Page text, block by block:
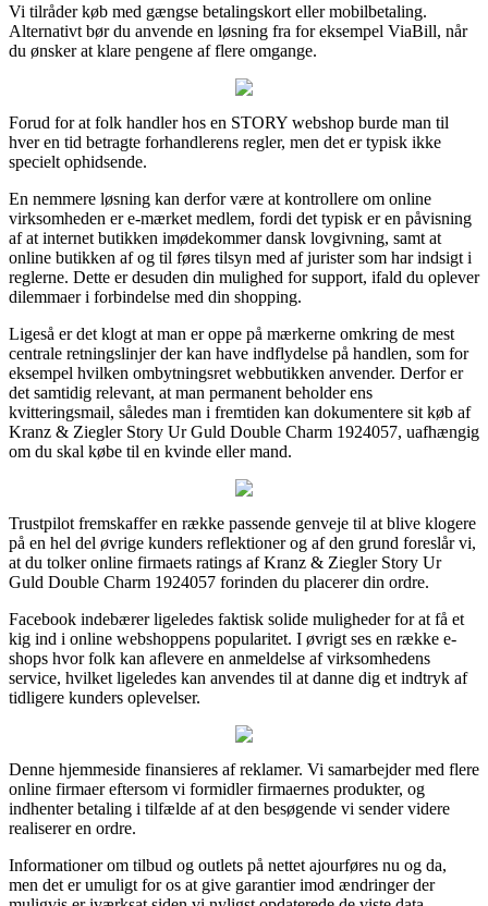
Vi tilråder køb med gængse betalingskort eller mobilbetaling.
Alternativt bør du anvende en løsning fra for eksempel ViaBill, når
du ønsker at klare pengene af flere omgange.
Forud for at folk handler hos en STORY webshop burde man til
hver en tid betragte forhandlerens regler, men det er typisk ikke
specielt ophidsende.
En nemmere løsning kan derfor være at kontrollere om online
virksomheden er e-mærket medlem, fordi det typisk er en påvisning
af at internet butikken imødekommer dansk lovgivning, samt at
online butikken af og til føres tilsyn med af jurister som har indsigt i
reglerne. Dette er desuden din mulighed for support, ifald du oplever
dilemmaer i forbindelse med din shopping.
Ligeså er det klogt at man er oppe på mærkerne omkring de mest
centrale retningslinjer der kan have indflydelse på handlen, som for
eksempel hvilken ombytningsret webbutikken anvender. Derfor er
det samtidig relevant, at man permanent beholder ens
kvitteringsmail, således man i fremtiden kan dokumentere sit køb af
Kranz & Ziegler Story Ur Guld Double Charm 1924057, uafhængig
om du skal købe til en kvinde eller mand.
Trustpilot fremskaffer en række passende genveje til at blive klogere
på en hel del øvrige kunders reflektioner og af den grund foreslår vi,
at du tolker online firmaets ratings af Kranz & Ziegler Story Ur
Guld Double Charm 1924057 forinden du placerer din ordre.
Facebook indebærer ligeledes faktisk solide muligheder for at få et
kig ind i online webshoppens popularitet. I øvrigt ses en række e-
shops hvor folk kan aflevere en anmeldelse af virksomhedens
service, hvilket ligeledes kan anvendes til at danne dig et indtryk af
tidligere kunders oplevelser.
Denne hjemmeside finansieres af reklamer. Vi samarbejder med flere
online firmaer eftersom vi formidler firmaernes produkter, og
indhenter betaling i tilfælde af at den besøgende vi sender videre
realiserer en ordre.
Informationer om tilbud og outlets på nettet ajourføres nu og da,
men det er umuligt for os at give garantier imod ændringer der